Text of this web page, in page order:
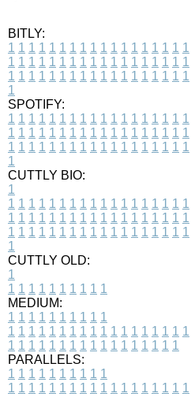
BITLY:
1 1 1 1 1 1 1 1 1 1 1 1 1 1 1 1 1 1
1 1 1 1 1 1 1 1 1 1 1 1 1 1 1 1 1 1
1 1 1 1 1 1 1 1 1 1 1 1 1 1 1 1 1 1
1
SPOTIFY:
1 1 1 1 1 1 1 1 1 1 1 1 1 1 1 1 1 1
1 1 1 1 1 1 1 1 1 1 1 1 1 1 1 1 1 1
1 1 1 1 1 1 1 1 1 1 1 1 1 1 1 1 1 1
1
CUTTLY BIO:
1
1 1 1 1 1 1 1 1 1 1 1 1 1 1 1 1 1 1
1 1 1 1 1 1 1 1 1 1 1 1 1 1 1 1 1 1
1 1 1 1 1 1 1 1 1 1 1 1 1 1 1 1 1 1
1
CUTTLY OLD:
1
1 1 1 1 1 1 1 1 1 1
MEDIUM:
1 1 1 1 1 1 1 1 1 1
1 1 1 1 1 1 1 1 1 1 1 1 1 1 1 1 1 1
1 1 1 1 1 1 1 1 1 1 1 1 1 1 1 1 1
PARALLELS:
1 1 1 1 1 1 1 1 1 1
1 1 1 1 1 1 1 1 1 1 1 1 1 1 1 1 1 1